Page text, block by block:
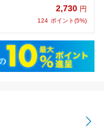
2,730 円
124 ポイント(5%)